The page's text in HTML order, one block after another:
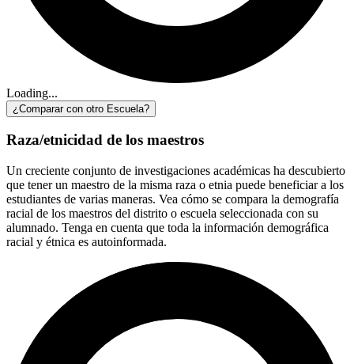
Loading...
¿Comparar con otro Escuela?
Raza/etnicidad de los maestros
Un creciente conjunto de investigaciones académicas ha descubierto
que tener un maestro de la misma raza o etnia puede beneficiar a los
estudiantes de varias maneras. Vea cómo se compara la demografía
racial de los maestros del distrito o escuela seleccionada con su
alumnado. Tenga en cuenta que toda la información demográfica
racial y étnica es autoinformada.